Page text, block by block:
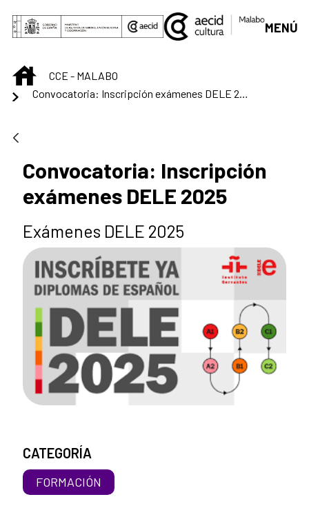
Saltar al contenido principal
MENÚ
INICIOCCE - MALABO
Convocatoria: Inscripción exámenes DELE 2025
Convocatoria: Inscripción
exámenes DELE 2025
Exámenes DELE 2025
CATEGORÍA
FORMACIÓN